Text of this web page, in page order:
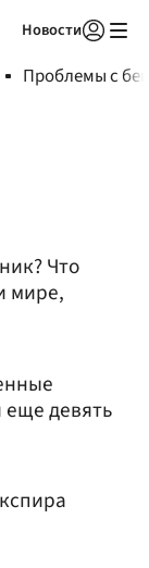
Новости
Проблемы с
Что
мире,
еще девять